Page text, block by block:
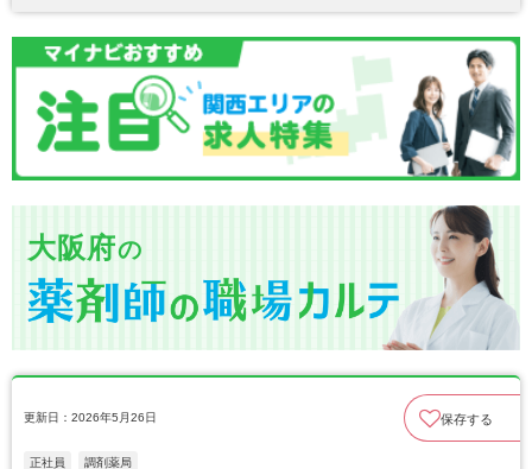
大阪府の
更新日：2026年5月26日 保存する
正社員 調剤薬局